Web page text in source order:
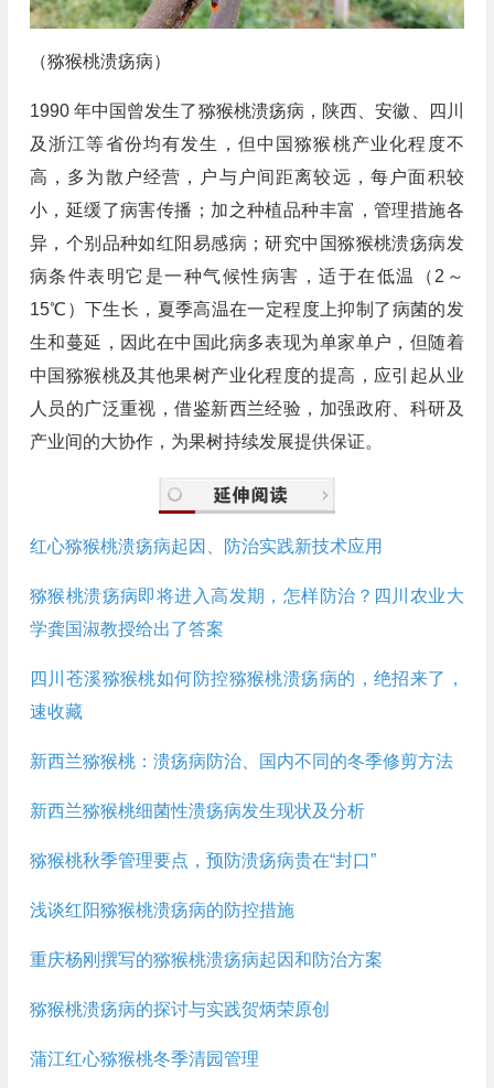
（猕猴桃溃疡病）
1990 年中国曾发生了猕猴桃溃疡病，陕西、安徽、四川
及浙江等省份均有发生，但中国猕猴桃产业化程度不
高，多为散户经营，户与户间距离较远，每户面积较
小，延缓了病害传播；加之种植品种丰富，管理措施各
异，个别品种如红阳易感病；研究中国猕猴桃溃疡病发
病条件表明它是一种气候性病害，适于在低温（2～
15℃）下生长，夏季高温在一定程度上抑制了病菌的发
生和蔓延，因此在中国此病多表现为单家单户，但随着
中国猕猴桃及其他果树产业化程度的提高，应引起从业
人员的广泛重视，借鉴新西兰经验，加强政府、科研及
产业间的大协作，为果树持续发展提供保证。
红心猕猴桃溃疡病起因、防治实践新技术应用
猕猴桃溃疡病即将进入高发期，怎样防治？四川农业大
学龚国淑教授给出了答案
四川苍溪猕猴桃如何防控猕猴桃溃疡病的，绝招来了，
速收藏
新西兰猕猴桃：溃疡病防治、国内不同的冬季修剪方法
新西兰猕猴桃细菌性溃疡病发生现状及分析
猕猴桃秋季管理要点，预防溃疡病贵在“封口”
浅谈红阳猕猴桃溃疡病的防控措施
重庆杨刚撰写的猕猴桃溃疡病起因和防治方案
猕猴桃溃疡病的探讨与实践贺炳荣原创
蒲江红心猕猴桃冬季清园管理